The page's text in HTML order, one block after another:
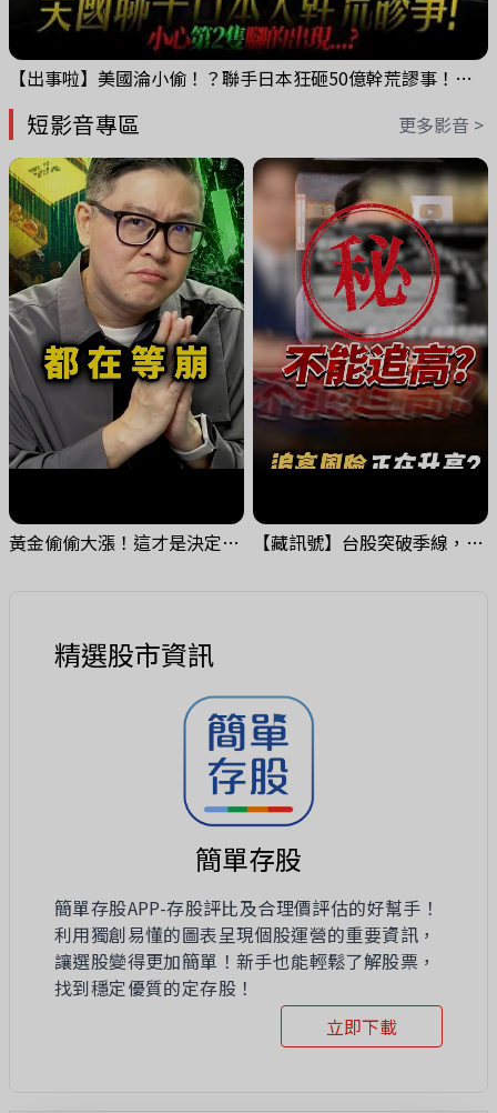
【出事啦】美國淪小偷！？聯手日本狂砸50億幹荒謬事！美元急殺黃金噴發，外資準備血洗台股！？｜ Mr.永年 李｜ 盤後講股 Mr.永年 李 2026 / 08 / 06
短影音專區 更多影音 >
黃金偷偷大漲！這才是決定台股生死的「真風向球」！｜Mr.Jimmy高志銘 #黃金 #美元指數 #聯準會 【藏訊號】台股突破季線，週一我提醒了這個關鍵訊號
精選股市資訊
簡單存股
簡單存股APP-存股評比及合理價評估的好幫手！
利用獨創易懂的圖表呈現個股運營的重要資訊，
讓選股變得更加簡單！新手也能輕鬆了解股票，
找到穩定優質的定存股！
立即下載